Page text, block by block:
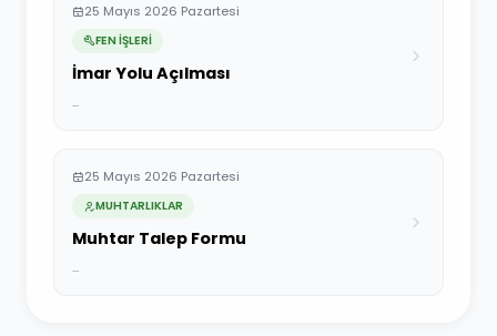
25 Mayıs 2026 Pazartesi
FEN İŞLERİ
İmar Yolu Açılması
...
25 Mayıs 2026 Pazartesi
MUHTARLIKLAR
Muhtar Talep Formu
...